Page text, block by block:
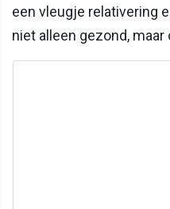
een vleugje relativering
niet alleen gezond,